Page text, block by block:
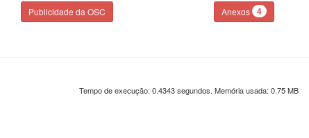
Publicidade da OSC Anexos 4
Tempo de execução: 0.4343 segundos. Memória usada: 0.75 MB